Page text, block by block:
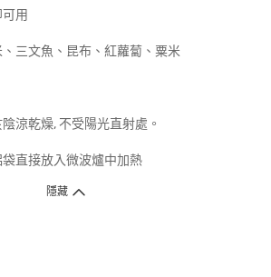
用
三文魚、昆布、紅蘿蔔、粟米
涼乾燥, 不受陽光直射處。
直接放入微波爐中加熱
隱藏